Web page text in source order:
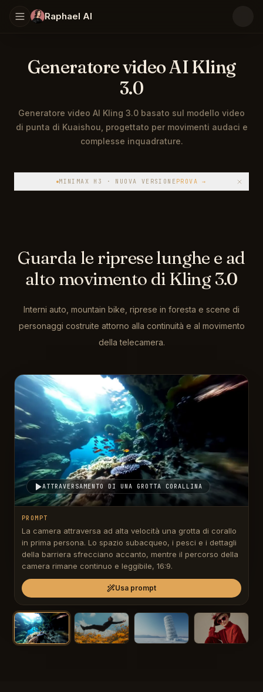
Raphael AI
Generatore video AI Kling
3.0
Generatore video AI Kling 3.0 basato sul modello video
di punta di Kuaishou, progettato per movimenti audaci e
complesse inquadrature.
MINIMAX H3 · NUOVA VERSIONEPROVA →
Guarda le riprese lunghe e ad
alto movimento di Kling 3.0
Interni auto, mountain bike, riprese in foresta e scene di
personaggi costruite attorno alla continuità e al movimento
della telecamera.
ATTRAVERSAMENTO DI UNA GROTTA CORALLINA
PROMPT
La camera attraversa ad alta velocità una grotta di corallo
in prima persona. Lo spazio subacqueo, i pesci e i dettagli
della barriera sfrecciano accanto, mentre il percorso della
camera rimane continuo e leggibile, 16:9.
Usa prompt